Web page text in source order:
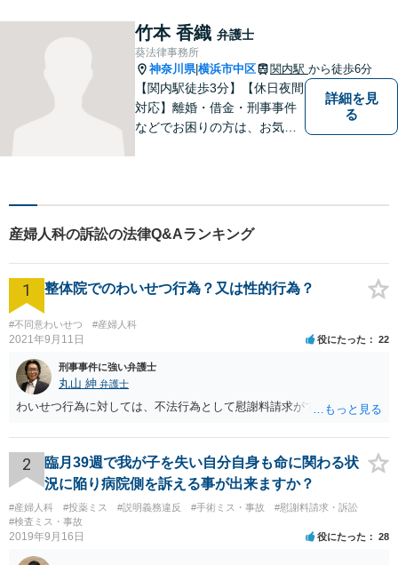
竹本 香織 弁護士
葵法律事務所
神奈川県|横浜市中区 関内駅 から徒歩6分
【関内駅徒歩3分】【休日夜間
対応】離婚・借金・刑事事件
などでお困りの方は、お気軽
詳細を見
る
産婦人科の訴訟の法律Q&Aランキング
1 整体院でのわいせつ行為？又は性的行為？
#不同意わいせつ #産婦人科
2021年9月11日 役にたった 22
刑事事件に強い弁護士
丸山 紳 弁護士
わいせつ行為に対しては、不法行為として慰謝料請求ができます。
2
臨月39週で我が子を失い自分自身も命に関わる状
況に陥り病院側を訴える事が出来ますか？
#産婦人科 #投薬ミス #説明義務違反 #手術ミス・事故
#慰謝料請求・訴訟
#検査ミス・事故
2019年9月16日 役にたった 28